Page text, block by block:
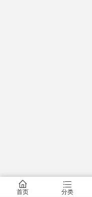
󰂠
首页
󰂦
分类